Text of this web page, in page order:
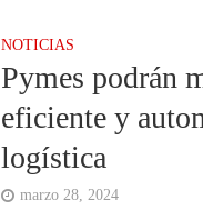
NOTICIAS
Pymes podrán
eficiente y
logística
marzo 28, 2024